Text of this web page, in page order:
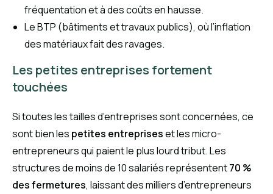
fréquentation et à des coûts en hausse.
Le BTP (bâtiments et travaux publics), où l’inflation
des matériaux fait des ravages.
Les petites entreprises fortement
touchées
Si toutes les tailles d’entreprises sont concernées, ce
sont bien les petites entrepriseset les micro-
entrepreneurs qui paient le plus lourd tribut. Les
structures de moins de 10 salariés représentent70 %
des fermetures, laissant des milliers d’entrepreneurs